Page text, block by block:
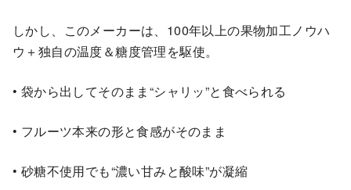
しかし、このメーカーは、100年以上の果物加工ノウハ
ウ＋独自の温度＆糖度管理を駆使。
• 袋から出してそのまま“シャリッ”と食べられる
• フルーツ本来の形と食感がそのまま
• 砂糖不使用でも“濃い甘みと酸味”が凝縮